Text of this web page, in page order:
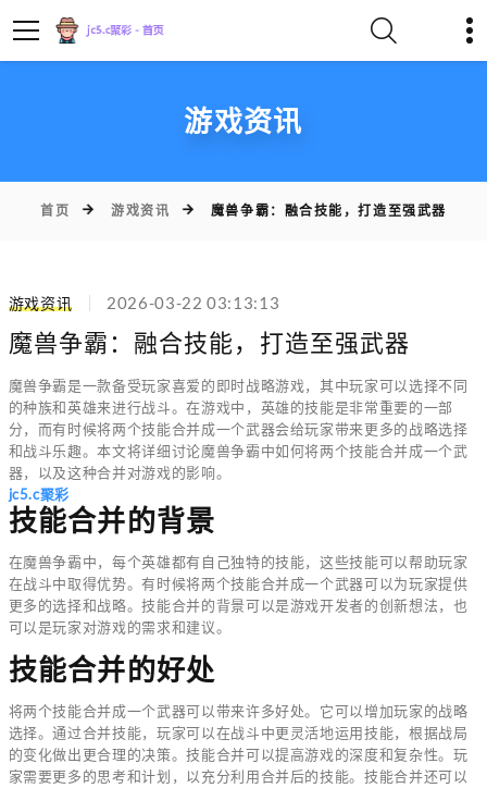
游戏资讯
首页 游戏资讯 魔兽争霸：融合技能，打造至强武器
游戏资讯 2026-03-22 03:13:13
魔兽争霸：融合技能，打造至强武器
魔兽争霸是一款备受玩家喜爱的即时战略游戏，其中玩家可以选择不同
的种族和英雄来进行战斗。在游戏中，英雄的技能是非常重要的一部
分，而有时候将两个技能合并成一个武器会给玩家带来更多的战略选择
和战斗乐趣。本文将详细讨论魔兽争霸中如何将两个技能合并成一个武
器，以及这种合并对游戏的影响。
jc5.c聚彩
技能合并的背景
在魔兽争霸中，每个英雄都有自己独特的技能，这些技能可以帮助玩家
在战斗中取得优势。有时候将两个技能合并成一个武器可以为玩家提供
更多的选择和战略。技能合并的背景可以是游戏开发者的创新想法，也
可以是玩家对游戏的需求和建议。
技能合并的好处
将两个技能合并成一个武器可以带来许多好处。它可以增加玩家的战略
选择。通过合并技能，玩家可以在战斗中更灵活地运用技能，根据战局
的变化做出更合理的决策。技能合并可以提高游戏的深度和复杂性。玩
家需要更多的思考和计划，以充分利用合并后的技能。技能合并还可以